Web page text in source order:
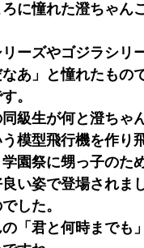
ーニング
ト音 スピーカーケ
ー
に憧れた澄ちゃん
ーズやゴジラシリ
あ」と憧れたもの
。
級生が何と澄ちゃ
模型飛行機を作り
園祭に甥っ子のた
い姿で登場されま
した。
「君と何時までも